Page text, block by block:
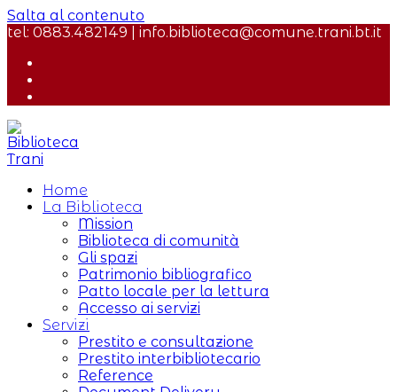
Salta al contenuto
tel: 0883.482149 | info.biblioteca@comune.trani.bt.it
Home
La Biblioteca
Mission
Biblioteca di comunità
Gli spazi
Patrimonio bibliografico
Patto locale per la lettura
Accesso ai servizi
Servizi
Prestito e consultazione
Prestito interbibliotecario
Reference